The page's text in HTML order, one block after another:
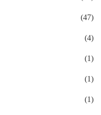
(47)
(4)
(1)
(1)
(1)